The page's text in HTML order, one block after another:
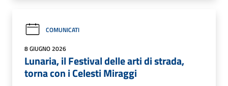
COMUNICATI
8 GIUGNO 2026
Lunaria, il Festival delle arti di strada,
torna con i Celesti Miraggi